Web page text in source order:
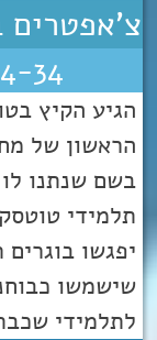
צ'אפטרים
34
הגיע הקיץ
הראשון של
בשם שנתנו
תלמידי
יפגשו
שישמשו
לתלמידי